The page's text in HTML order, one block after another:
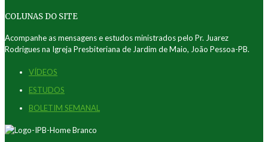
COLUNAS DO SITE
Acompanhe as mensagens e estudos ministrados pelo Pr. Juarez
Rodrigues na Igreja Presbiteriana de Jardim de Maio, João Pessoa-PB.
VÍDEOS
ESTUDOS
BOLETIM SEMANAL